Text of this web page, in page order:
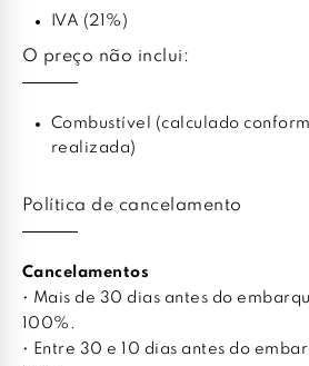
IVA (21%)
O preço não inclui:
Combustível (calculado
realizada)
Política de cancelamento
Cancelamentos
• Mais de 30 dias antes do
100%.
• Entre 30 e 10 dias antes do